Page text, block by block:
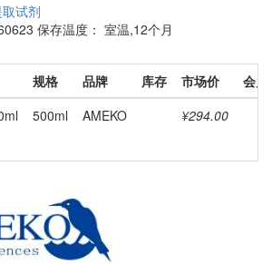
试剂
保存温度： 室温,12个月
规格 品牌 库存 市场价
会员
500ml AMEKO ¥294.00